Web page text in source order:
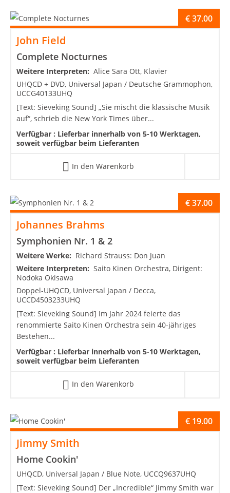
John Field
Complete Nocturnes
€37.00
Weitere Interpreten: Alice Sara Ott, Klavier
UHQCD + DVD, Universal Japan / Deutsche Grammophon,
UCCG40133UHQ
[Text: Sieveking Sound] „Sie mischt die klassische Musik
auf“, schrieb die New York Times über...
Verfügbar : Lieferbar innerhalb von 5-10 Werktagen,
soweit verfügbar beim Lieferanten
In den Warenkorb
Johannes Brahms
Symphonien Nr. 1 & 2
€37.00
Weitere Werke: Richard Strauss: Don Juan
Weitere Interpreten: Saito Kinen Orchestra, Dirigent:
Nodoka Okisawa
Doppel-UHQCD, Universal Japan / Decca,
UCCD4503233UHQ
[Text: Sieveking Sound] Im Jahr 2024 feierte das
renommierte Saito Kinen Orchestra sein 40-jähriges
Bestehen...
Verfügbar : Lieferbar innerhalb von 5-10 Werktagen,
soweit verfügbar beim Lieferanten
In den Warenkorb
Jimmy Smith
Home Cookin'
€ 19.00
UHQCD, Universal Japan / Blue Note, UCCQ9637UHQ
[Text: Sieveking Sound] Der „Incredible“ Jimmy Smith war